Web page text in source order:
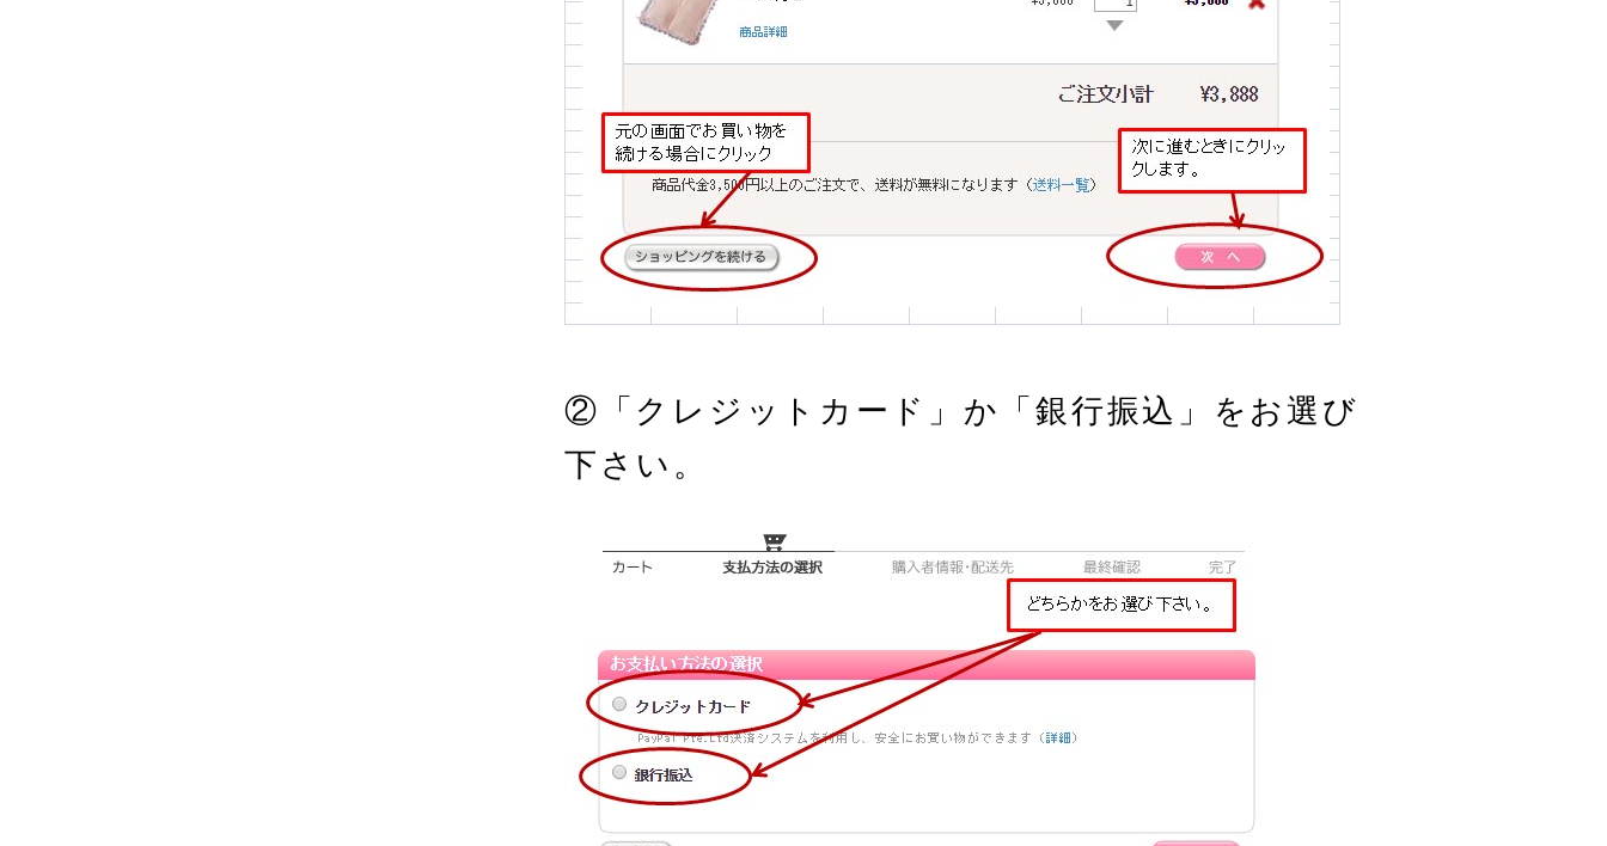
②「クレジットカード」か「銀行振込」をお選び
下さい。